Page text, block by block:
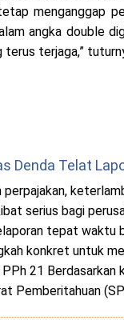
menganggap
angka double
terjaga,”
Denda Telat
perpajakan,
serius bagi
tepat waktu
konkret untuk
21
Pemberitahuan